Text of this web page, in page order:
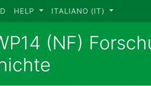
HELP ITALIANO ‎(IT)‎
(NF)